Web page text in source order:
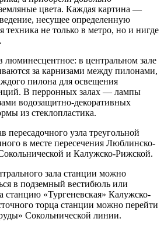
цвета. Каждая картина —
несущее определенную
не только в метро, но и нигде
люминесцентное: в центральном зале
за карнизами между пилонами,
пилона для освещения
В перронных залах — лампы
водозащитно-декоративных
из стеклопластика.
пересадочного узла треугольной
в месте пересечения Люблинско-
и Калужско-Рижской.
зала станции можно
в подземный вестибюль или
станцию «Тургеневская» Калужско-
торца станции можно перейти
Сокольнической линии.